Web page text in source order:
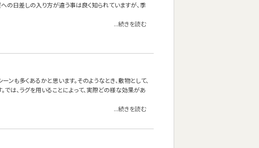
の日差しの入り方が違う事は良く知られていますが、季
...続きを読む
も多くあるかと思います。そのようなとき、敷物として、
は、ラグを用いることによって、実際どの様な効果があ
...続きを読む